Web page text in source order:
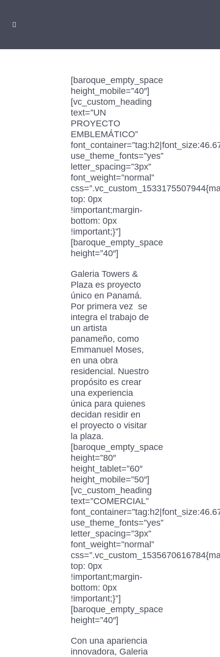
[baroque_empty_space
height_mobile=”40″]
[vc_custom_heading
text=”UN
PROYECTO
EMBLEMÁTICO”
use_theme_fonts=”yes”
letter_spacing=”3px”
font_weight=”normal”
top: 0px
!important;margin-
bottom: 0px
!important;}”]
[baroque_empty_space
height=”40″]
Galeria Towers &
Plaza es proyecto
único en Panamá.
Por primera vez se
integra el trabajo de
un artista
panameño, como
Emmanuel Moses,
en una obra
residencial. Nuestro
propósito es crear
una experiencia
única para quienes
decidan residir en
el proyecto o visitar
la plaza.
[baroque_empty_space
height=”80″
height_tablet=”60″
height_mobile=”50″]
[vc_custom_heading
text=”COMERCIAL”
use_theme_fonts=”yes”
letter_spacing=”3px”
font_weight=”normal”
top: 0px
!important;margin-
bottom: 0px
!important;}”]
[baroque_empty_space
height=”40″]
Con una apariencia
innovadora, Galeria